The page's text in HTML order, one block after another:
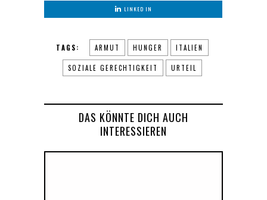
LINKED IN
TAGS: ARMUT HUNGER ITALIEN
SOZIALE GERECHTIGKEIT URTEIL
DAS KÖNNTE DICH AUCH
INTERESSIEREN